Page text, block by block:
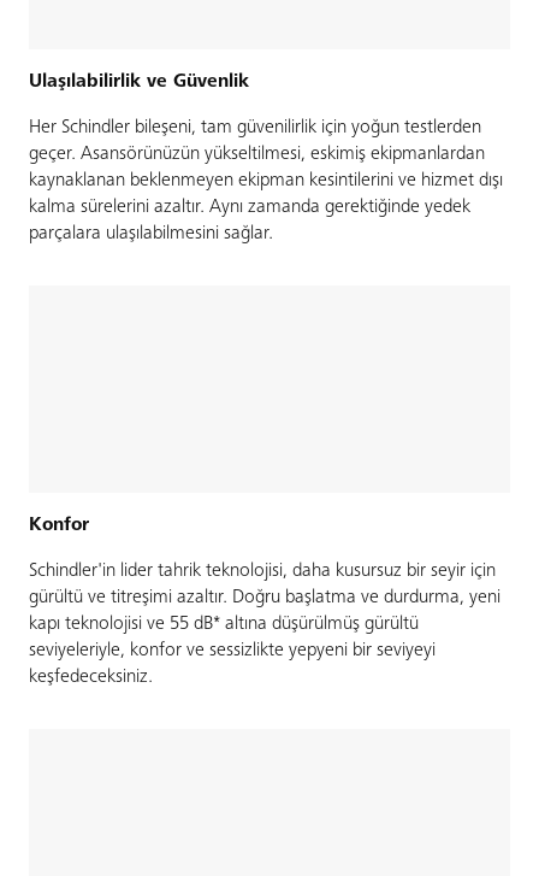
Ulaşılabilirlik ve Güvenlik
Her Schindler bileşeni, tam güvenilirlik için yoğun testlerden
geçer. Asansörünüzün yükseltilmesi, eskimiş ekipmanlardan
kaynaklanan beklenmeyen ekipman kesintilerini ve hizmet dışı
kalma sürelerini azaltır. Aynı zamanda gerektiğinde yedek
parçalara ulaşılabilmesini sağlar.
Konfor
Schindler'in lider tahrik teknolojisi, daha kusursuz bir seyir için
gürültü ve titreşimi azaltır. Doğru başlatma ve durdurma, yeni
kapı teknolojisi ve 55 dB* altına düşürülmüş gürültü
seviyeleriyle, konfor ve sessizlikte yepyeni bir seviyeyi
keşfedeceksiniz.